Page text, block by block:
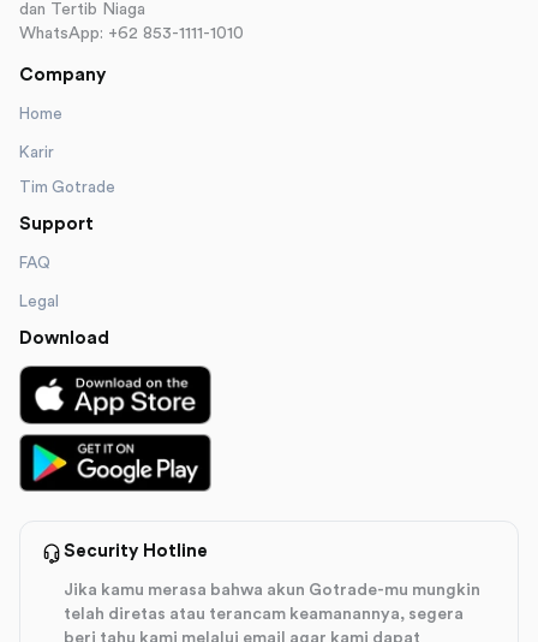
dan Tertib Niaga
WhatsApp: +62 853-1111-1010
Company
Home
Karir
Tim Gotrade
Support
FAQ
Legal
Download
Security Hotline
Jika kamu merasa bahwa akun Gotrade-mu mungkin
telah diretas atau terancam keamanannya, segera
beri tahu kami melalui email agar kami dapat